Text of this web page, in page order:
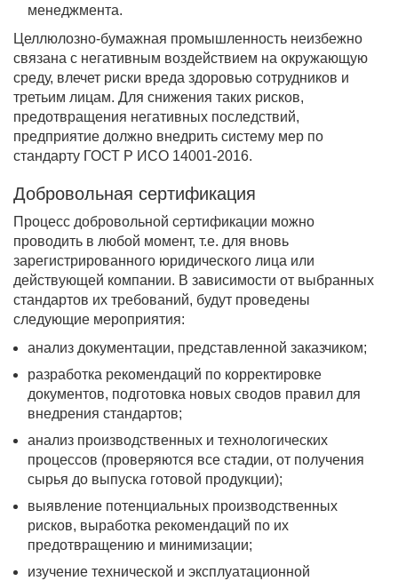
менеджмента.
Целлюлозно-бумажная промышленность неизбежно
связана с негативным воздействием на окружающую
среду, влечет риски вреда здоровью сотрудников и
третьим лицам. Для снижения таких рисков,
предотвращения негативных последствий,
предприятие должно внедрить систему мер по
стандарту ГОСТ Р ИСО 14001-2016.
Добровольная сертификация
Процесс добровольной сертификации можно
проводить в любой момент, т.е. для вновь
зарегистрированного юридического лица или
действующей компании. В зависимости от выбранных
стандартов их требований, будут проведены
следующие мероприятия:
анализ документации, представленной заказчиком;
разработка рекомендаций по корректировке
документов, подготовка новых сводов правил для
внедрения стандартов;
анализ производственных и технологических
процессов (проверяются все стадии, от получения
сырья до выпуска готовой продукции);
выявление потенциальных производственных
рисков, выработка рекомендаций по их
предотвращению и минимизации;
изучение технической и эксплуатационной